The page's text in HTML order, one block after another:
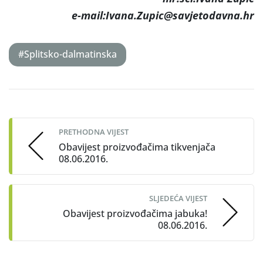
e-mail:Ivana.Zupic@savjetodavna.hr
#Splitsko-dalmatinska
navigation
PRETHODNA VIJEST
Obavijest proizvođačima tikvenjača
08.06.2016.
SLJEDEĆA VIJEST
Obavijest proizvođačima jabuka!
08.06.2016.